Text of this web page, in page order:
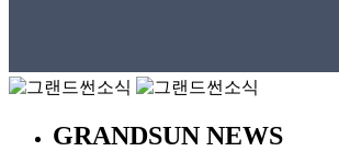
GRANDSUN NEWS